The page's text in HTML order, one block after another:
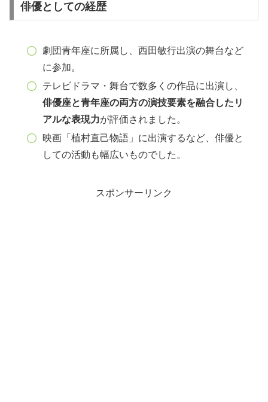
俳優としての経歴
劇団青年座に所属し、西田敏行出演の舞台など
に参加。
テレビドラマ・舞台で数多くの作品に出演し、
俳優座と青年座の両方の演技要素を融合したリ
アルな表現力が評価されました。
映画「植村直己物語」に出演するなど、俳優と
しての活動も幅広いものでした。
スポンサーリンク